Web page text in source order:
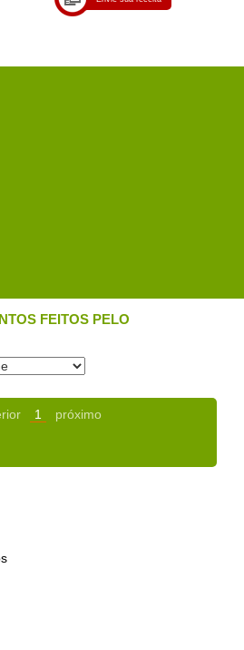
FEITOS PELO
1 próximo